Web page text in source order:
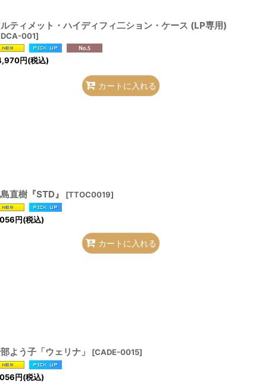
ティメット・ハイディフィ二ション・ケース (LP専用)
001]
円(税込)
カートに入れる
直樹『STD』 [TTOC0019]
円(税込)
カートに入れる
よう子「ウェリナ」 [CADE-0015]
円(税込)